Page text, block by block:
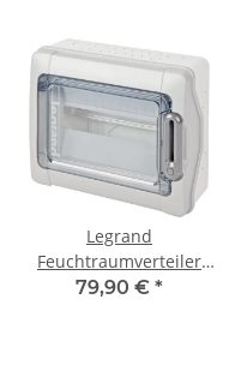
Legrand
Feuchtraumverteiler
Aufputz 1 x 12 TE
79,90 € *